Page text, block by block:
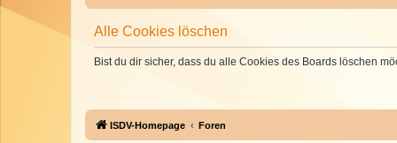
Alle Cookies löschen
Bist du dir sicher, dass du alle Cookies des Boards löschen
ISDV-Homepage Foren